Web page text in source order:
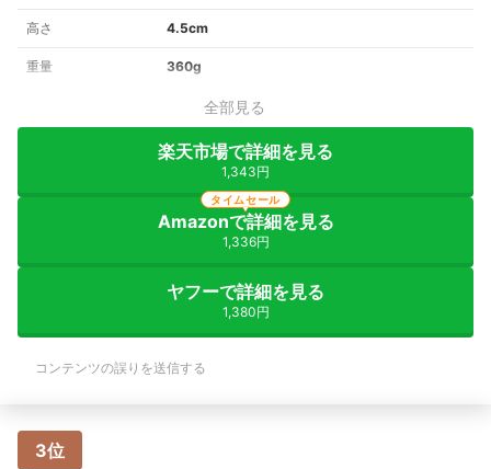
高さ 4.5cm
重量 360g
全部見る
楽天市場で詳細を見る
1,343円
Amazonで詳細を見る
1,336円
タイムセール
ヤフーで詳細を見る
1,380円
コンテンツの誤りを送信する
3位